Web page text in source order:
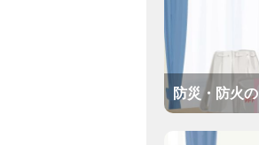
防災・防火